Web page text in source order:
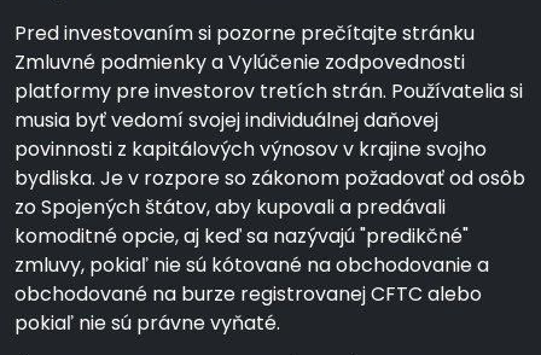
Pred investovaním si pozorne prečítajte stránku
Zmluvné podmienky a Vylúčenie zodpovednosti
platformy pre investorov tretích strán. Používatelia si
musia byť vedomí svojej individuálnej daňovej
povinnosti z kapitálových výnosov v krajine svojho
bydliska. Je v rozpore so zákonom požadovať od osôb
zo Spojených štátov, aby kupovali a predávali
komoditné opcie, aj keď sa nazývajú "predikčné"
zmluvy, pokiaľ nie sú kótované na obchodovanie a
obchodované na burze registrovanej CFTC alebo
pokiaľ nie sú právne vyňaté.